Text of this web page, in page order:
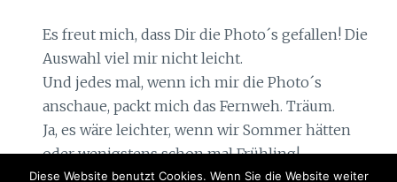
Es freut mich, dass Dir die Photo´s gefallen! Die
Auswahl viel mir nicht leicht.
Und jedes mal, wenn ich mir die Photo´s
anschaue, packt mich das Fernweh. Träum.
Ja, es wäre leichter, wenn wir Sommer hätten
oder wenigstens schon mal Frühling!
Diese Website benutzt Cookies. Wenn Sie die Website weiter